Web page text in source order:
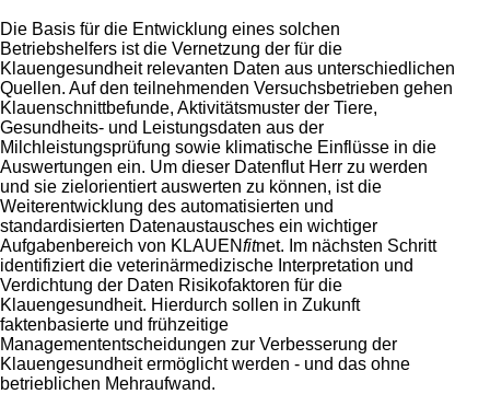
Die Basis für die Entwicklung eines solchen
Betriebshelfers ist die Vernetzung der für die
Klauengesundheit relevanten Daten aus unterschiedlichen
Quellen. Auf den teilnehmenden Versuchsbetrieben gehen
Klauenschnittbefunde, Aktivitätsmuster der Tiere,
Gesundheits- und Leistungsdaten aus der
Milchleistungsprüfung sowie klimatische Einflüsse in die
Auswertungen ein. Um dieser Datenflut Herr zu werden
und sie zielorientiert auswerten zu können, ist die
Weiterentwicklung des automatisierten und
standardisierten Datenaustausches ein wichtiger
Aufgabenbereich von KLAUENfitnet. Im nächsten Schritt
identifiziert die veterinärmedizische Interpretation und
Verdichtung der Daten Risikofaktoren für die
Klauengesundheit. Hierdurch sollen in Zukunft
faktenbasierte und frühzeitige
Managemententscheidungen zur Verbesserung der
Klauengesundheit ermöglicht werden - und das ohne
betrieblichen Mehraufwand.